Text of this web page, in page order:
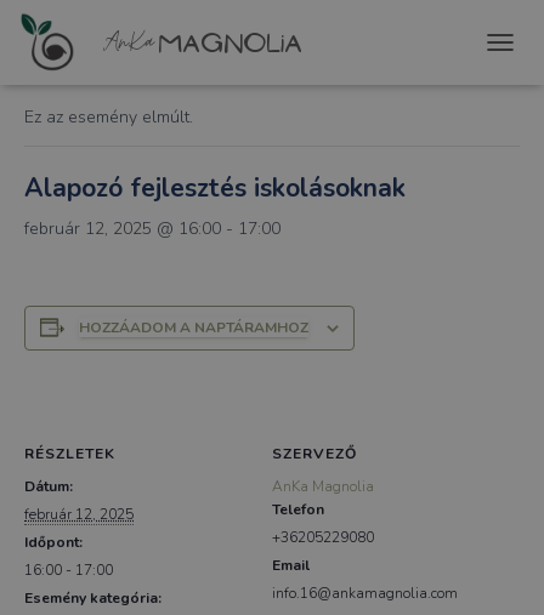
« Összes Események
Ez az esemény elmúlt.
Alapozó fejlesztés iskolásoknak
február 12, 2025 @ 16:00 - 17:00
HOZZÁADOM A NAPTÁRAMHOZ
RÉSZLETEK
Dátum:
február 12, 2025
Időpont:
16:00 - 17:00
Esemény kategória:
SZERVEZŐ
AnKa Magnolia
Telefon
+36205229080
Email
info.16@ankamagnolia.com